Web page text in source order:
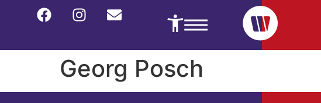
Georg Posch